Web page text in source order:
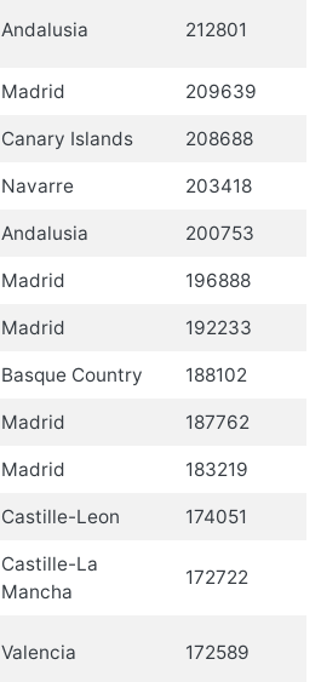
Andalusia 212801
Madrid 209639
Canary Islands 208688
Navarre 203418
Andalusia 200753
Madrid 196888
Madrid 192233
Basque Country 188102
Madrid 187762
Madrid 183219
Castille-Leon 174051
Castille-La
Mancha
172722
Valencia 172589